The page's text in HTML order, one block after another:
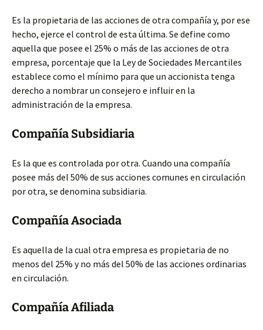
Es la propietaria de las acciones de otra compañía y, por ese
hecho, ejerce el control de esta última. Se define como
aquella que posee el 25% o más de las acciones de otra
empresa, porcentaje que la Ley de Sociedades Mercantiles
establece como el mínimo para que un accionista tenga
derecho a nombrar un consejero e influir en la
administración de la empresa.
Compañía Subsidiaria
Es la que es controlada por otra. Cuando una compañía
posee más del 50% de sus acciones comunes en circulación
por otra, se denomina subsidiaria.
Compañía Asociada
Es aquella de la cual otra empresa es propietaria de no
menos del 25% y no más del 50% de las acciones ordinarias
en circulación.
Compañía Afiliada